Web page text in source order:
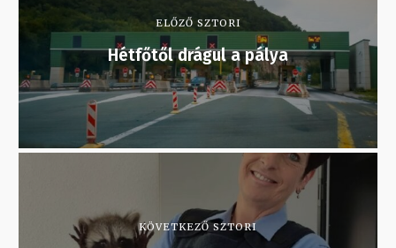
ELŐZŐ SZTORI
Hétfőtől drágul a pálya
KÖVETKEZŐ SZTORI